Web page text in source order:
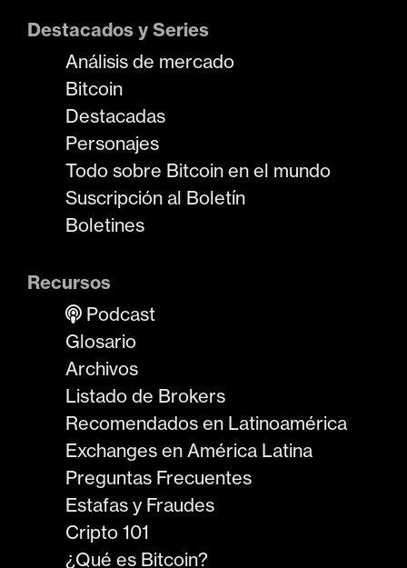
Destacados y Series
Análisis de mercado
Bitcoin
Destacadas
Personajes
Todo sobre Bitcoin en el mundo
Suscripción al Boletín
Boletines
Recursos
Podcast
Glosario
Archivos
Listado de Brokers
Recomendados en Latinoamérica
Exchanges en América Latina
Preguntas Frecuentes
Estafas y Fraudes
Cripto 101
¿Qué es Bitcoin?